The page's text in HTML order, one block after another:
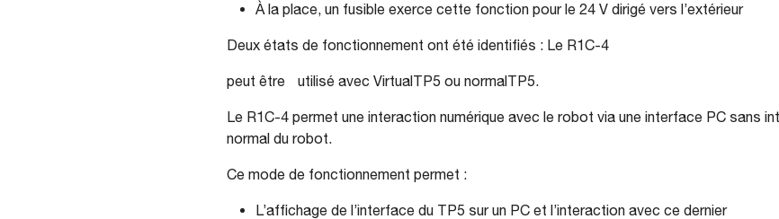
À la place, un fusible exerce cette fonction pour le 24 V dirigé vers l’extérieur
Deux états de fonctionnement ont été identifiés : Le R1C-4
peut être utilisé avec VirtualTP5 ou normalTP5.
Le R1C-4 permet une interaction numérique avec le robot via une interface PC sans
normal du robot.
Ce mode de fonctionnement permet :
L’affichage de l’interface du TP5 sur un PC et l’interaction avec ce dernier